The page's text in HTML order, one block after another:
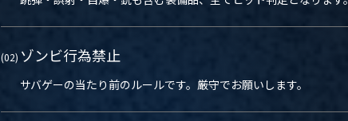
(02) ゾンビ行為禁止
サバゲーの当たり前のルールです。厳守でお願いします。